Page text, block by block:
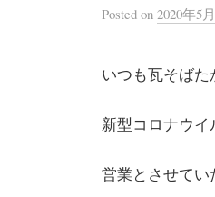
Posted on 2020年5
いつも瓦そばた
新型コロナウ
営業とさせてい